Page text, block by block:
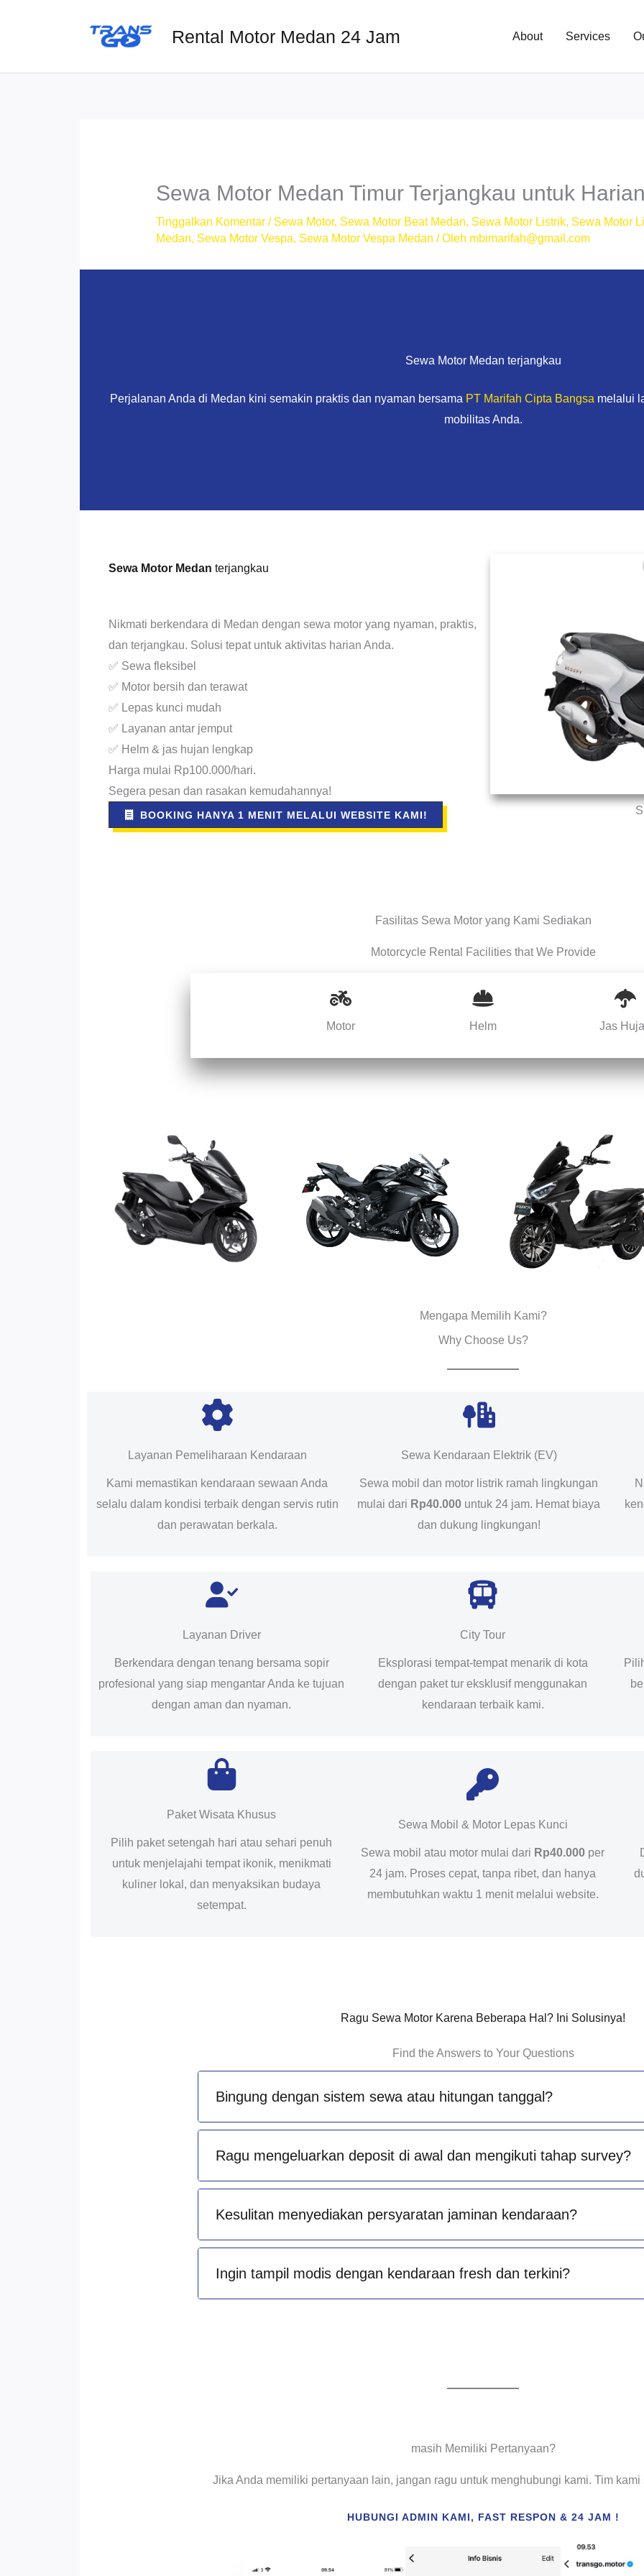
Rental Motor Medan 24 Jam About Services
Sewa Motor Medan Timur Terjangkau untuk
Tinggalkan Komentar / Sewa Motor, Sewa Motor Beat Medan, Sewa Motor Listrik, Sewa Motor
Medan, Sewa Motor Vespa, Sewa Motor Vespa Medan / Oleh mbimarifah@gmail.com
Sewa Motor Medan terjangkau
Perjalanan Anda di Medan kini semakin praktis dan nyaman bersama PT Marifah Cipta Bangsa melalui
mobilitas Anda.
Sewa Motor Medan terjangkau
Nikmati berkendara di Medan dengan sewa motor yang nyaman, praktis,
dan terjangkau. Solusi tepat untuk aktivitas harian Anda.
✅ Sewa fleksibel
✅ Motor bersih dan terawat
✅ Lepas kunci mudah
✅ Layanan antar jemput
✅ Helm & jas hujan lengkap
Harga mulai Rp100.000/hari.
Segera pesan dan rasakan kemudahannya!
BOOKING HANYA 1 MENIT MELALUI WEBSITE KAMI!
Fasilitas Sewa Motor yang Kami Sediakan
Motorcycle Rental Facilities that We Provide
Motor Helm Jas
Mengapa Memilih Kami?
Why Choose Us?
Layanan Pemeliharaan Kendaraan
Kami memastikan kendaraan sewaan Anda
selalu dalam kondisi terbaik dengan servis rutin
dan perawatan berkala.
Sewa Kendaraan Elektrik (EV)
Sewa mobil dan motor listrik ramah lingkungan
mulai dari Rp40.000 untuk 24 jam. Hemat biaya
dan dukung lingkungan!
Layanan Driver
Berkendara dengan tenang bersama sopir
profesional yang siap mengantar Anda ke tujuan
dengan aman dan nyaman.
City Tour
Eksplorasi tempat-tempat menarik di kota
dengan paket tur eksklusif menggunakan
kendaraan terbaik kami.
Paket Wisata Khusus
Pilih paket setengah hari atau sehari penuh
untuk menjelajahi tempat ikonik, menikmati
kuliner lokal, dan menyaksikan budaya
setempat.
Sewa Mobil & Motor Lepas Kunci
Sewa mobil atau motor mulai dari Rp40.000 per
24 jam. Proses cepat, tanpa ribet, dan hanya
membutuhkan waktu 1 menit melalui website.
Ragu Sewa Motor Karena Beberapa Hal? Ini Solusinya!
Find the Answers to Your Questions
Bingung dengan sistem sewa atau hitungan tanggal?
Ragu mengeluarkan deposit di awal dan mengikuti tahap survey?
Kesulitan menyediakan persyaratan jaminan kendaraan?
Ingin tampil modis dengan kendaraan fresh dan terkini?
masih Memiliki Pertanyaan?
Jika Anda memiliki pertanyaan lain, jangan ragu untuk menghubungi kami. Tim kami
HUBUNGI ADMIN KAMI, FAST RESPON & 24 JAM !